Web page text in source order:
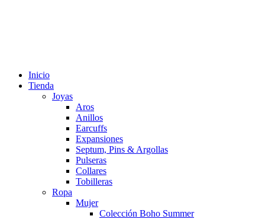
Inicio
Tienda
Joyas
Aros
Anillos
Earcuffs
Expansiones
Septum, Pins & Argollas
Pulseras
Collares
Tobilleras
Ropa
Mujer
Colección Boho Summer